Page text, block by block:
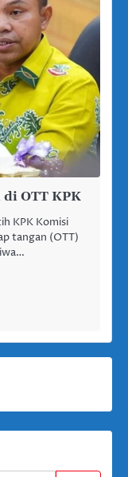
OTT KPK
KPK Komisi
tangan (OTT)